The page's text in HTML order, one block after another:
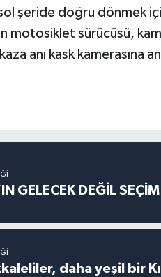
şeride doğru dönmek
motosiklet sürücüsü,
anı kask kamerasına
GELECEK DEĞİL
daha yeşil bir